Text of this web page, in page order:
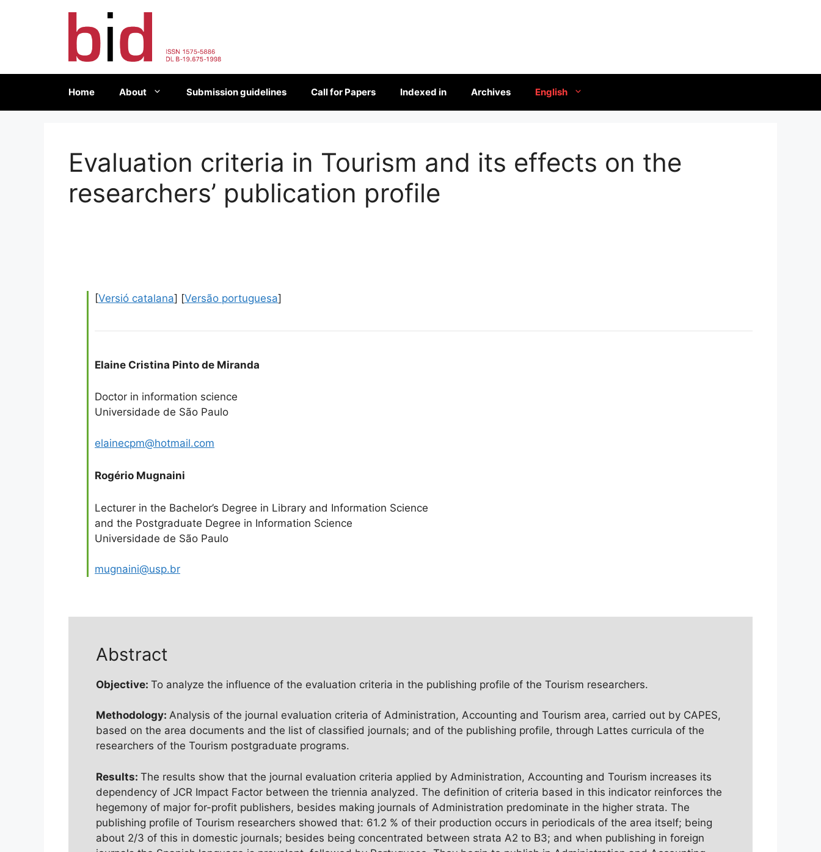
Home About Submission guidelines Call for Papers Indexed in Archives English
Evaluation criteria in Tourism and its effects on the
researchers’ publication profile
[Versió catalana] [Versão portuguesa]
Elaine Cristina Pinto de Miranda
Doctor in information science
Universidade de São Paulo
elainecpm@hotmail.com
Rogério Mugnaini
Lecturer in the Bachelor’s Degree in Library and Information Science
and the Postgraduate Degree in Information Science
Universidade de São Paulo
mugnaini@usp.br
Abstract
Objective: To analyze the influence of the evaluation criteria in the publishing profile of the Tourism researchers.
Methodology: Analysis of the journal evaluation criteria of Administration, Accounting and Tourism area, carried out by CAPES,
based on the area documents and the list of classified journals; and of the publishing profile, through Lattes curricula of the
researchers of the Tourism postgraduate programs.
Results: The results show that the journal evaluation criteria applied by Administration, Accounting and Tourism increases its
dependency of JCR Impact Factor between the triennia analyzed. The definition of criteria based in this indicator reinforces the
hegemony of major for-profit publishers, besides making journals of Administration predominate in the higher strata. The
publishing profile of Tourism researchers showed that: 61.2 % of their production occurs in periodicals of the area itself; being
about 2/3 of this in domestic journals; besides being concentrated between strata A2 to B3; and when publishing in foreign